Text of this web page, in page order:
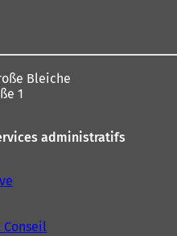
o
Bleiche
1
administratifs